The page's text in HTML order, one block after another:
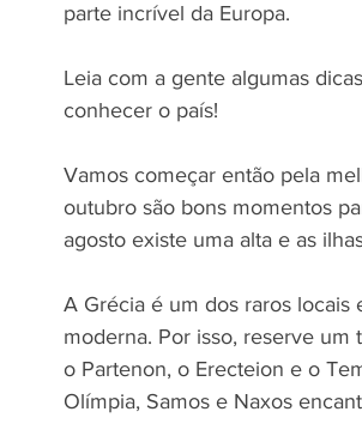
parte incrível da Europa.
Leia com a gente algumas
conhecer o país!
Vamos começar então pela
outubro são bons momentos
agosto existe uma alta e as
A Grécia é um dos raros locais
moderna. Por isso, reserve
o Partenon, o Erecteion e o
Olímpia, Samos e Naxos